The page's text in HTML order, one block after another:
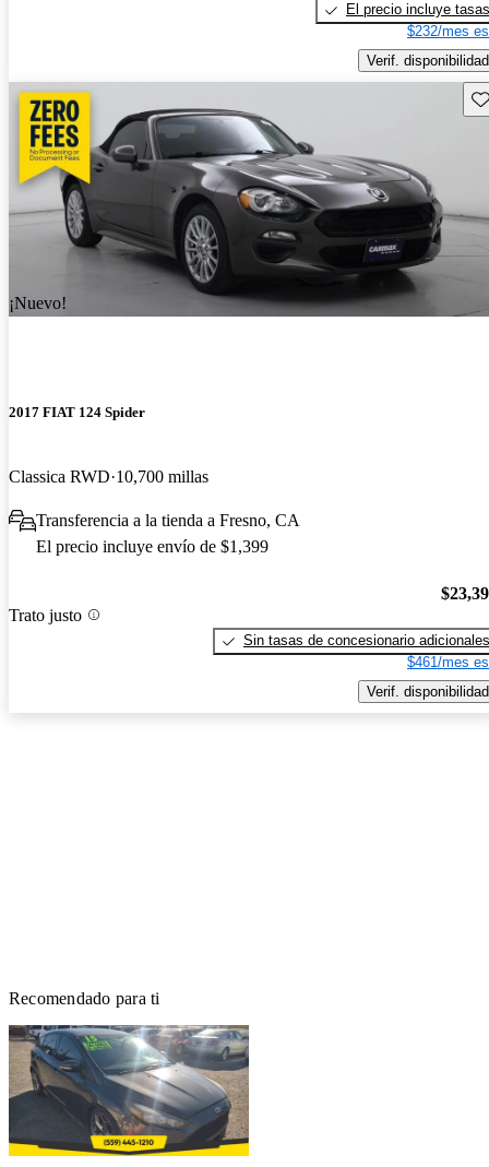
El precio incluye tasas
$232/mes
Verif. disponibilidad
¡Nuevo!
2017 FIAT 124 Spider
Classica RWD 10,700 millas
Transferencia a la tienda a Fresno, CA
El precio incluye envío de $1,399
Trato justo
Sin tasas de concesionario adicionales
$461/mes
Verif. disponibilidad
Recomendado para ti